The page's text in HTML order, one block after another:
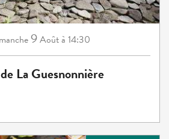
9Aoûtà 14:30
La Guesnonnière